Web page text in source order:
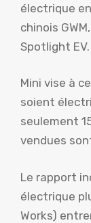
électrique
chinois
Spotlight EV.
Mini vise à
soient
seulement
vendues
Le rapport
électrique
Works)